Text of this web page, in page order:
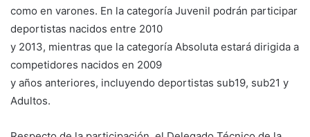
como en varones. En la categoría Juvenil podrán participar
deportistas nacidos entre 2010
y 2013, mientras que la categoría Absoluta estará dirigida a
competidores nacidos en 2009
y años anteriores, incluyendo deportistas sub19, sub21 y
Adultos.